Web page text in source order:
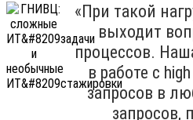
«При такой
выходит
процессов.
в работе с
запросов в
запросов,